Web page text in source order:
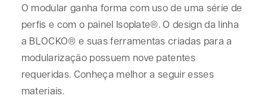
O modular ganha forma com uso de uma série de
perfis e com o painel Isoplate®. O design da linha
a BLOCKO® e suas ferramentas criadas para a
modularização possuem nove patentes
requeridas. Conheça melhor a seguir esses
materiais.